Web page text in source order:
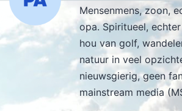
Mensenmens, zoon,
opa. Spiritueel,
hou van golf,
natuur in veel
nieuwsgierig, geen
mainstream media